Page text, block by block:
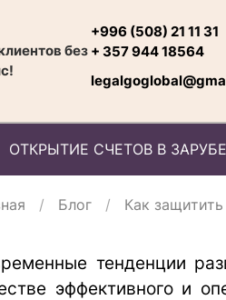
без
+996 (508) 21 11 31
+ 357 944 18564
ОТКРЫТИЕ СЧЕТОВ В
Блог Как
тенденции
эффективного и